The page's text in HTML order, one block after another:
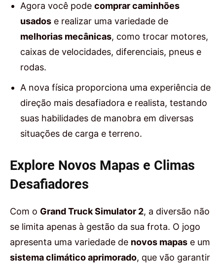
Agora você pode comprar caminhões
usados e realizar uma variedade de
melhorias mecânicas, como trocar motores,
caixas de velocidades, diferenciais, pneus e
rodas.
A nova física proporciona uma experiência de
direção mais desafiadora e realista, testando
suas habilidades de manobra em diversas
situações de carga e terreno.
Explore Novos Mapas e Climas
Desafiadores
Com o Grand Truck Simulator 2, a diversão não
se limita apenas à gestão da sua frota. O jogo
apresenta uma variedade de novos mapas e um
sistema climático aprimorado, que vão garantir